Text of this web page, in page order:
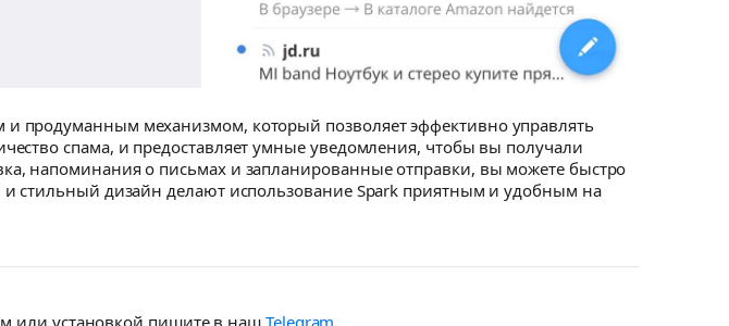
продуманным механизмом, который позволяет эффективно управлять
спама, и предоставляет умные уведомления, чтобы вы получали
напоминания о письмах и запланированные отправки, вы можете быстро
стильный дизайн делают использование Spark приятным и удобным на
или установкой пишите в нашTelegram.